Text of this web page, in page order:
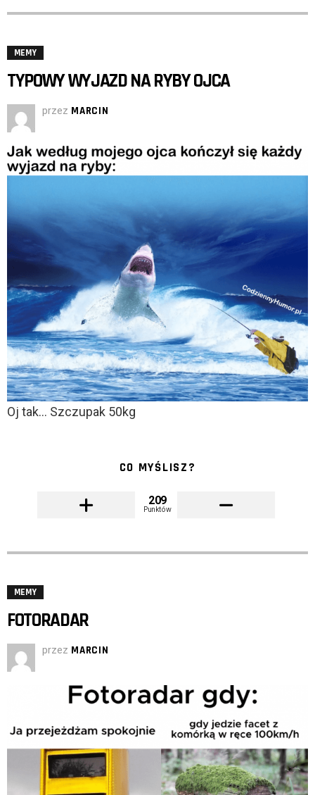
MEMY
TYPOWY WYJAZD NA RYBY OJCA
przez MARCIN
Oj tak… Szczupak 50kg
CO MYŚLISZ?
209
Punktów
MEMY
FOTORADAR
przez MARCIN